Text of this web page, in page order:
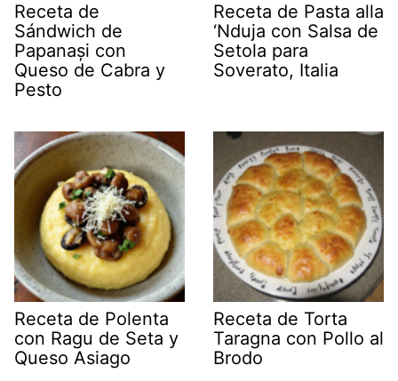
Receta de
Sándwich de
Papanași con
Queso de Cabra y
Pesto
Receta de Pasta alla
‘Nduja con Salsa de
Setola para
Soverato, Italia
Receta de Polenta
con Ragu de Seta y
Queso Asiago
Receta de Torta
Taragna con Pollo al
Brodo